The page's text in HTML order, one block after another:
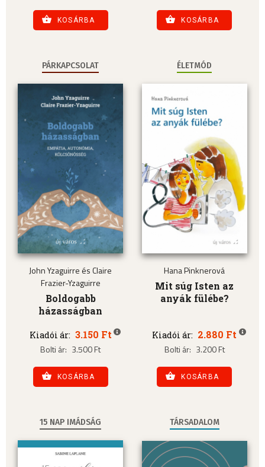
KOSÁRBA KOSÁRBA
PÁRKAPCSOLAT
John Yzaguirre és Claire
Frazier-Yzaguirre
Boldogabb
házasságban
Kiadói ár: 3.150 Ft
Bolti ár: 3.500 Ft
KOSÁRBA
ÉLETMÓD
Hana Pinknerová
Mit súg Isten az
anyák fülébe?
Kiadói ár: 2.880 Ft
Bolti ár: 3.200 Ft
KOSÁRBA
15 NAP IMÁDSÁG TÁRSADALOM